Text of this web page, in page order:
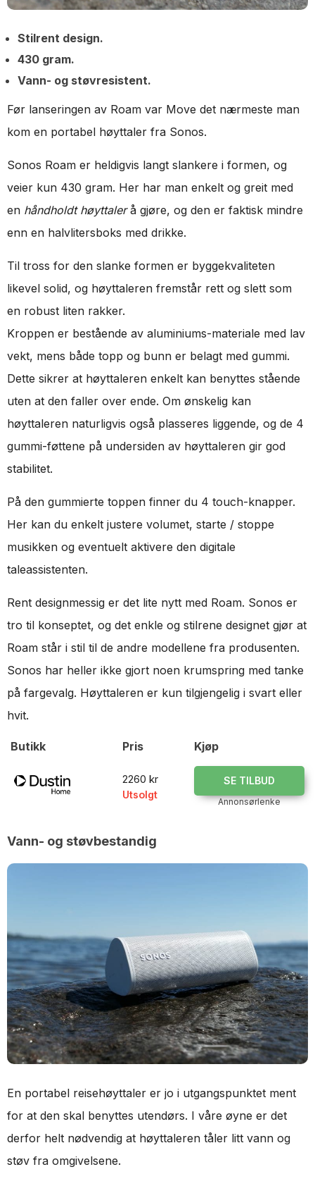
Stilrent design.
430 gram.
Vann- og støvresistent.
Før lanseringen av Roam var Move det nærmeste man
kom en portabel høyttaler fra Sonos.
Sonos Roam er heldigvis langt slankere i formen, og
veier kun 430 gram. Her har man enkelt og greit med
en håndholdt høyttalerå gjøre, og den er faktisk mindre
enn en halvlitersboks med drikke.
Til tross for den slanke formen er byggekvaliteten
likevel solid, og høyttaleren fremstår rett og slett som
en robust liten rakker.
Kroppen er bestående av aluminiums-materiale med lav
vekt, mens både topp og bunn er belagt med gummi.
Dette sikrer at høyttaleren enkelt kan benyttes stående
uten at den faller over ende. Om ønskelig kan
høyttaleren naturligvis også plasseres liggende, og de 4
gummi-føttene på undersiden av høyttaleren gir god
stabilitet.
På den gummierte toppen finner du 4 touch-knapper.
Her kan du enkelt justere volumet, starte / stoppe
musikken og eventuelt aktivere den digitale
taleassistenten.
Rent designmessig er det lite nytt med Roam. Sonos er
tro til konseptet, og det enkle og stilrene designet gjør at
Roam står i stil til de andre modellene fra produsenten.
Sonos har heller ikke gjort noen krumspring med tanke
på fargevalg. Høyttaleren er kun tilgjengelig i svart eller
hvit.
Butikk Pris Kjøp
2260 kr
Utsolgt
SE TILBUD
Annonsørlenke
Vann- og støvbestandig
En portabel reisehøyttaler er jo i utgangspunktet ment
for at den skal benyttes utendørs. I våre øyne er det
derfor helt nødvendig at høyttaleren tåler litt vann og
støv fra omgivelsene.